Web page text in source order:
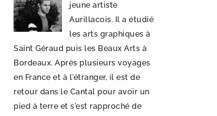
jeune artiste
Aurillacois. Il a étudié
les arts graphiques à
Saint Géraud puis les Beaux Arts à
Bordeaux. Après plusieurs voyages
en France et à l'étranger, il est de
retour dans le Cantal pour avoir un
pied à terre et s'est rapproché de